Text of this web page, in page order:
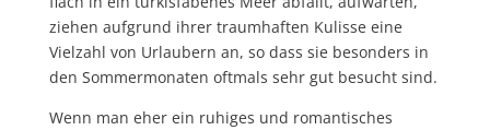
ziehen aufgrund ihrer traumhaften Kulisse eine
Vielzahl von Urlaubern an, so dass sie besonders in
den Sommermonaten oftmals sehr gut besucht sind.
Wenn man eher ein ruhiges und romantisches